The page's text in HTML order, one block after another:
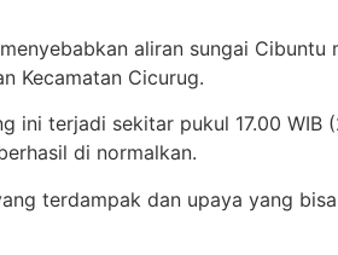
aliran sungai
Kecamatan Cicurug.
ini terjadi sekitar pukul 17.00
di normalkan.
terdampak dan upaya yang